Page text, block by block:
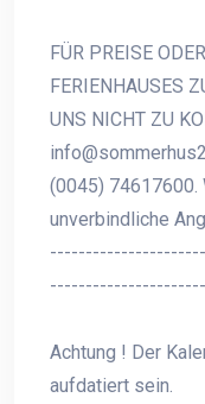
FÜR PREISE
FERIENHAUSES
UNS NICHT ZU
(0045) 74617600.
unverbindliche
Achtung ! Der
aufdatiert sein.